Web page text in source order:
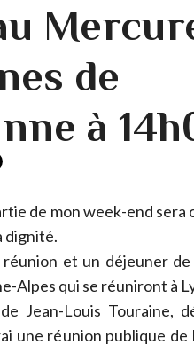
de
à
de mon week-end sera
dignité.
réunion et un déjeuner
Alpes qui se réuniront à
Jean-Louis Touraine,
une réunion publique